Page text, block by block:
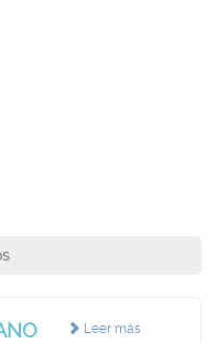
Leer más